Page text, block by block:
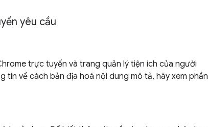
yêu cầu
trực tuyến và trang quản lý tiện ích của người
tin về cách bản địa hoá nội dung mô tả, hãy xem phần